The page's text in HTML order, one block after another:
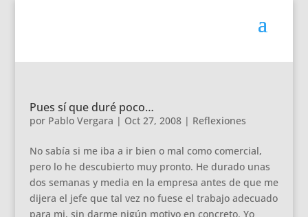
Pues sí que duré poco…
por Pablo Vergara | Oct 27, 2008| Reflexiones
No sabía si me iba a ir bien o mal como comercial,
pero lo he descubierto muy pronto. He durado unas
dos semanas y media en la empresa antes de que me
dijera el jefe que tal vez no fuese el trabajo adecuado
para mi, sin darme nigún motivo en concreto. Yo